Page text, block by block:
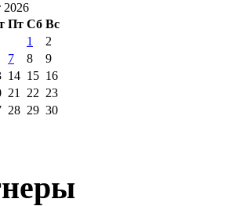
2026
Пт Сб Вс
1
2
7 8
9
14 15 16
21 22 23
28 29 30